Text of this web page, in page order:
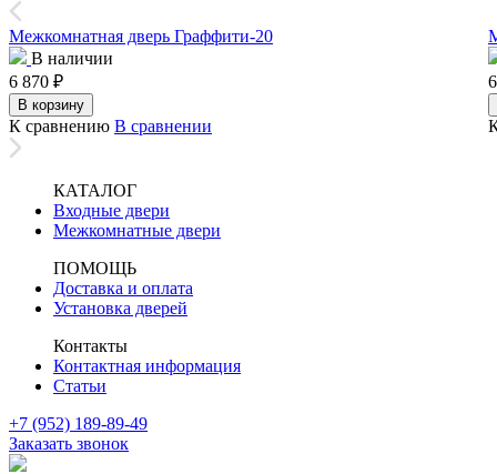
Межкомнатная дверь Граффити-20
В наличии
6 870 ₽
В корзину
К сравнению В сравнении
КАТАЛОГ
Входные двери
Межкомнатные двери
ПОМОЩЬ
Доставка и оплата
Установка дверей
Контакты
Контактная информация
Статьи
+7 (952) 189-89-49
Заказать звонок